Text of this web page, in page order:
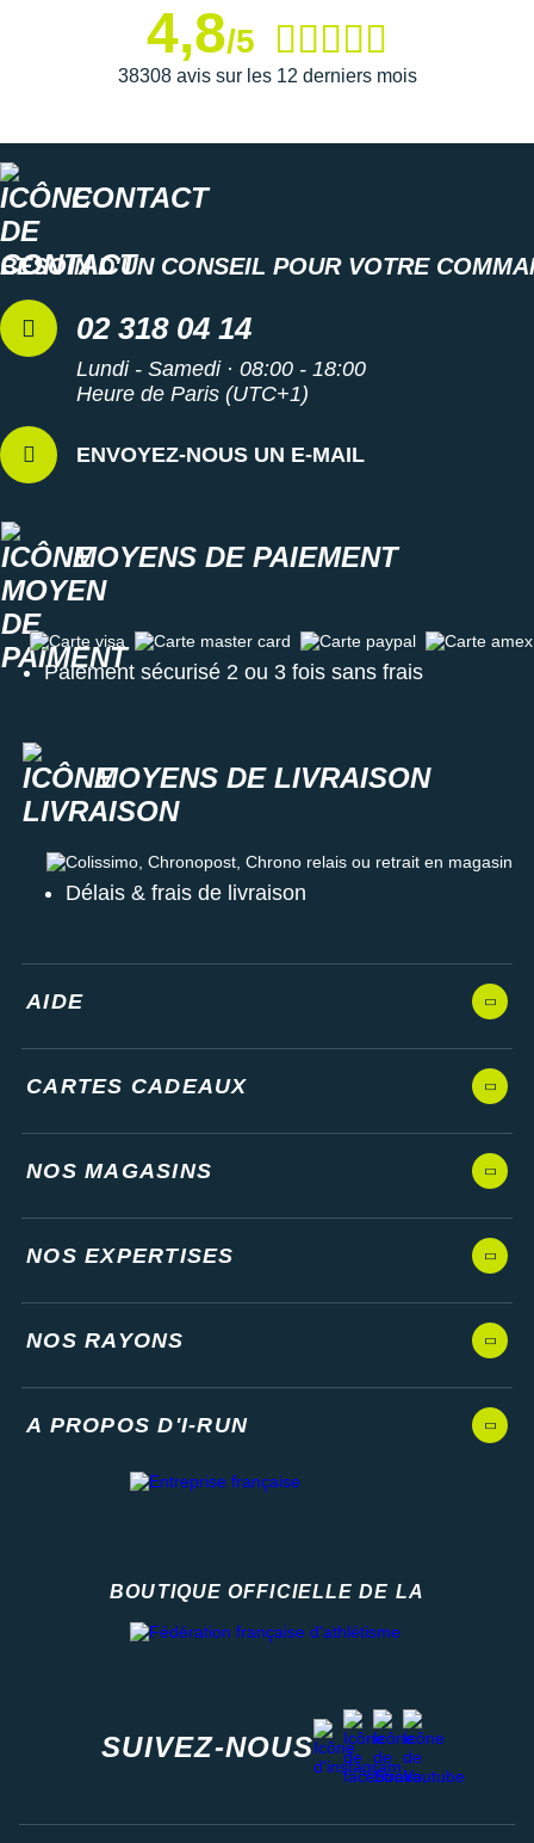
4,8/5
38308 avis sur les 12 derniers mois
CONTACT
BESOIN D'UN CONSEIL POUR VOTRE
02 318 04 14
Lundi - Samedi · 08:00 - 18:00
Heure de Paris (UTC+1)
ENVOYEZ-NOUS UN E-MAIL
MOYENS DE PAIEMENT
Carte visa Carte master card Carte paypal Carte amex
Paiement sécurisé 2 ou 3 fois sans frais
MOYENS DE LIVRAISON
Colissimo, Chronopost, Chrono relais ou retrait en magasin
Délais & frais de livraison
AIDE
CARTES CADEAUX
NOS MAGASINS
NOS EXPERTISES
NOS RAYONS
A PROPOS D'I-RUN
BOUTIQUE OFFICIELLE DE LA
SUIVEZ-NOUS
instagram
facebook
stravayoutube